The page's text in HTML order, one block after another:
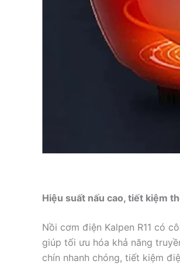
Hiệu suất nấu cao, tiết kiệm
Nồi cơm điện Kalpen R11 có
giúp tối ưu hóa khả năng
chín nhanh chóng, tiết kiệm